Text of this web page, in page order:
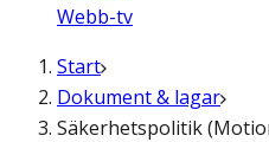
Webb-tv
Start
Dokument & lagar
Säkerhetspolitik